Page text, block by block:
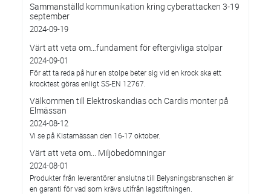
Sammanställd kommunikation kring cyberattacken 3-19
september
2024-09-19
Värt att veta om…fundament för eftergivliga stolpar
2024-09-01
För att ta reda på hur en stolpe beter sig vid en krock ska ett
krocktest göras enligt SS-EN 12767.
Välkommen till Elektroskandias och Cardis monter på
Elmässan
2024-08-12
Vi se på Kistamässan den 16-17 oktober.
Värt att veta om... Miljöbedömningar
2024-08-01
Produkter från leverantörer anslutna till Belysningsbranschen är
en garanti för vad som krävs utifrån lagstiftningen.